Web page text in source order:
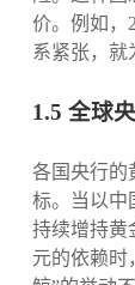
价。例如，
系紧张，就
1.5 全球
各国央行的
标。当以中
持续增持黄
元的依赖时